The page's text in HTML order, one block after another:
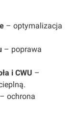
– optymalizacja
– poprawa
i CWU –
– ochrona